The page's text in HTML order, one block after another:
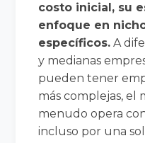
costo inicial, su
enfoque en
específicos. A
y medianas
pueden tener
más complejas, el
menudo opera
incluso por una